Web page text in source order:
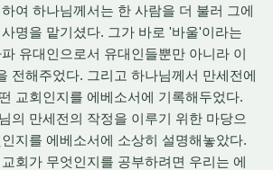
여 하나님께서는 한 사람을 더 불러 그에
명을 맡기셨다. 그가 바로 '바울'이라는
유대인으로서 유대인들뿐만 아니라 이
전해주었다. 그리고 하나님께서 만세전에
교회인지를 에베소서에 기록해두었다.
의 만세전의 작정을 이루기 위한 마당으
지를 에베소서에 소상히 설명해놓았다.
회가 무엇인지를 공부하려면 우리는 에